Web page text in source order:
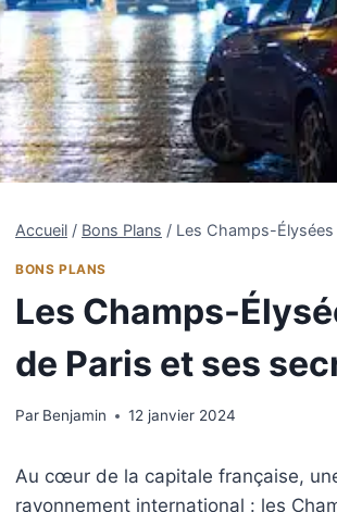
Accueil / Bons Plans / Les Champs-Élysées
BONS PLANS
Les Champs-
de Paris et ses
Par Benjamin 12 janvier 2024
Au cœur de la capitale française,
rayonnement international : les